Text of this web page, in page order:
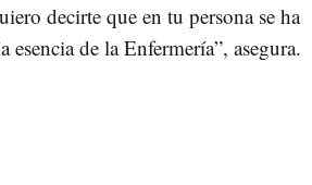
decirte que en tu persona se ha
esencia de la Enfermería”, asegura.